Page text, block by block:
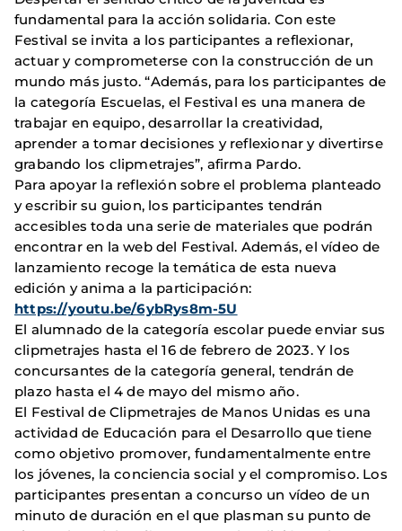
fundamental para la acción solidaria. Con este
Festival se invita a los participantes a reflexionar,
actuar y comprometerse con la construcción de un
mundo más justo. “Además, para los participantes de
la categoría Escuelas, el Festival es una manera de
trabajar en equipo, desarrollar la creatividad,
aprender a tomar decisiones y reflexionar y divertirse
grabando los clipmetrajes”, afirma Pardo.
Para apoyar la reflexión sobre el problema planteado
y escribir su guion, los participantes tendrán
accesibles toda una serie de materiales que podrán
encontrar en la web del Festival. Además, el vídeo de
lanzamiento recoge la temática de esta nueva
edición y anima a la participación:
https://youtu.be/6ybRys8m-5U
El alumnado de la categoría escolar puede enviar sus
clipmetrajes hasta el 16 de febrero de 2023. Y los
concursantes de la categoría general, tendrán de
plazo hasta el 4 de mayo del mismo año.
El Festival de Clipmetrajes de Manos Unidas es una
actividad de Educación para el Desarrollo que tiene
como objetivo promover, fundamentalmente entre
los jóvenes, la conciencia social y el compromiso. Los
participantes presentan a concurso un vídeo de un
minuto de duración en el que plasman su punto de